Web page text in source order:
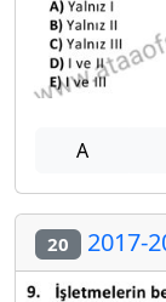
A
20 2017-